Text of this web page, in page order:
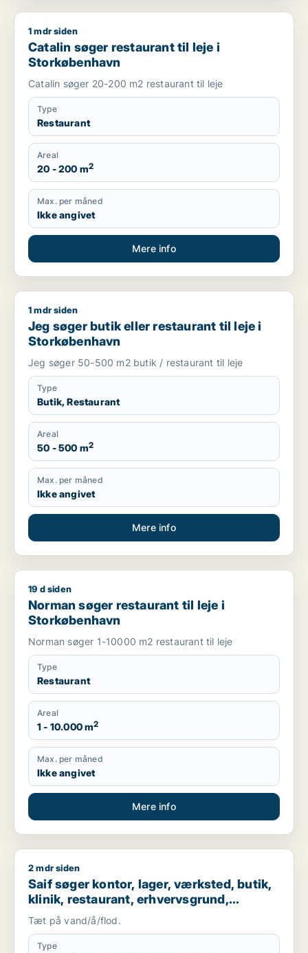
Catalin søger restaurant til leje i Storkøbenhavn
1 mdr siden
Catalin søger restaurant til leje i
Storkøbenhavn
Catalin søger 20-200 m2 restaurant til leje
Type
Restaurant
Areal
20 - 200 m2
Max. per måned
Ikke angivet
Mere info
Jeg søger butik eller restaurant til leje i Storkøbenhavn
1 mdr siden
Jeg søger butik eller restaurant til leje i
Storkøbenhavn
Jeg søger 50-500 m2 butik / restaurant til leje
Type
Butik, Restaurant
Areal
50 - 500 m2
Max. per måned
Ikke angivet
Mere info
Norman søger restaurant til leje i Storkøbenhavn
19 d siden
Norman søger restaurant til leje i
Storkøbenhavn
Norman søger 1-10000 m2 restaurant til leje
Type
Restaurant
Areal
1 - 10.000 m2
Max. per måned
Ikke angivet
Mere info
Saif søger kontor, lager, værksted, butik, klinik, restaurant,
2 mdr siden
Saif søger kontor, lager, værksted, butik,
klinik, restaurant, erhvervsgrund,
boligudlejningsejendom, hotel,
produktionslokaler eller garage til salg i
Storkøbenhavn
Tæt på vand/å/flod.
Type